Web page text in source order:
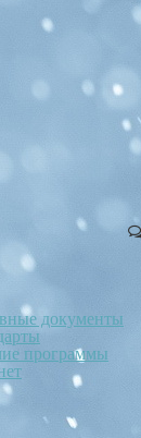
документы
программы